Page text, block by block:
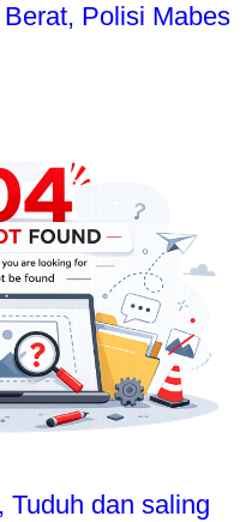
Polisi Mabes
Tuduh dan saling